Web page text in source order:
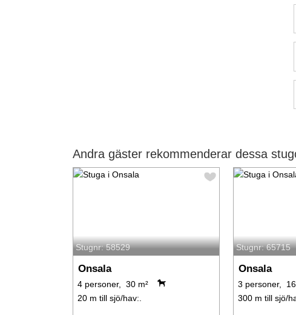
Andra gäster rekommenderar dessa
Stugnr: 58529
Onsala
4 personer, 30 m²
20 m till sjö/hav:.
Stugnr: 65715
Onsala
3 personer, 16
300 m till sjö/